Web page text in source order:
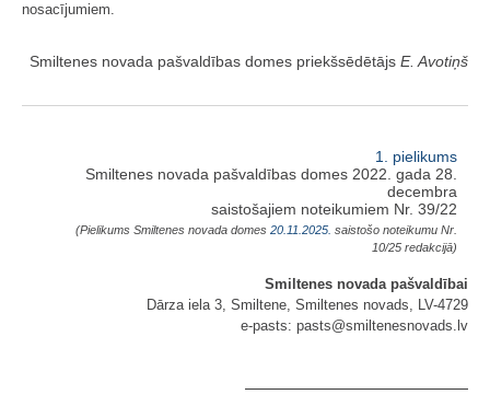
nosacījumiem.
Smiltenes novada pašvaldības domes priekšsēdētājs E. Avotiņš
1. pielikums
Smiltenes novada pašvaldības domes 2022. gada 28.
decembra
saistošajiem noteikumiem Nr. 39/22
(Pielikums Smiltenes novada domes 20.11.2025. saistošo noteikumu Nr.
10/25 redakcijā)
Smiltenes novada pašvaldībai
Dārza iela 3, Smiltene, Smiltenes novads, LV-4729
e-pasts: pasts@smiltenesnovads.lv